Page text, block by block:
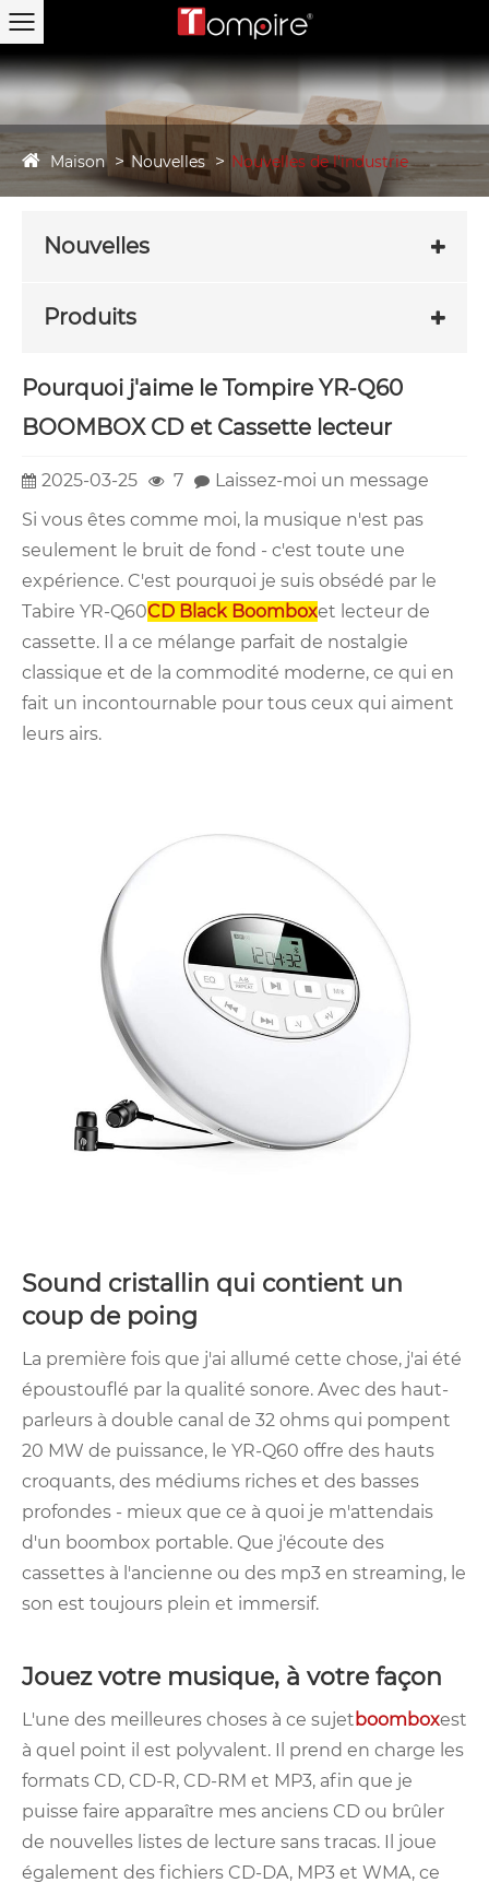
Maison Nouvelles Nouvelles de l'industrie
Nouvelles
Produits
Pourquoi j'aime le Tompire YR-Q60
BOOMBOX CD et Cassette lecteur
2025-03-25 7
Laissez-moi un message
Si vous êtes comme moi, la musique n'est pas
seulement le bruit de fond - c'est toute une
expérience. C'est pourquoi je suis obsédé par le
Tabire YR-Q60CD Black Boomboxet lecteur de
cassette. Il a ce mélange parfait de nostalgie
classique et de la commodité moderne, ce qui en
fait un incontournable pour tous ceux qui aiment
leurs airs.
Sound cristallin qui contient un
coup de poing
La première fois que j'ai allumé cette chose, j'ai été
époustouflé par la qualité sonore. Avec des haut-
parleurs à double canal de 32 ohms qui pompent
20 MW de puissance, le YR-Q60 offre des hauts
croquants, des médiums riches et des basses
profondes - mieux que ce à quoi je m'attendais
d'un boombox portable. Que j'écoute des
cassettes à l'ancienne ou des mp3 en streaming, le
son est toujours plein et immersif.
Jouez votre musique, à votre façon
L'une des meilleures choses à ce sujet boomboxest
à quel point il est polyvalent. Il prend en charge les
formats CD, CD-R, CD-RM et MP3, afin que je
puisse faire apparaître mes anciens CD ou brûler
de nouvelles listes de lecture sans tracas. Il joue
également des fichiers CD-DA, MP3 et WMA, ce